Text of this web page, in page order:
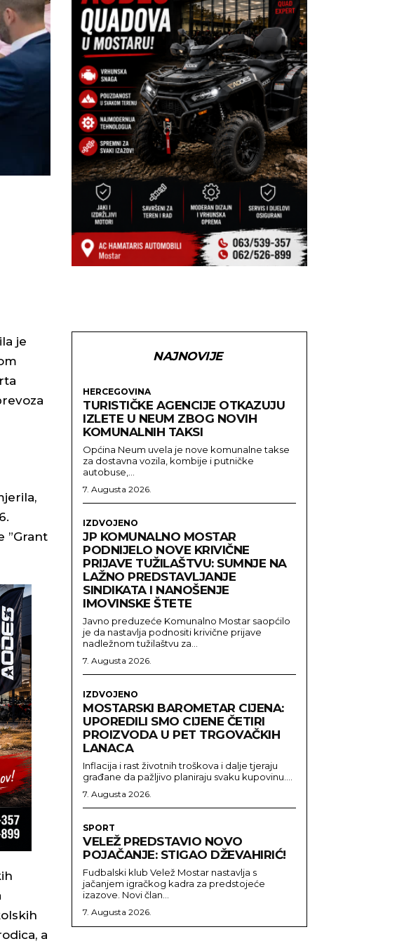
je
”Grant
a
NAJNOVIJE
HERCEGOVINA
TURISTIČKE AGENCIJE OTKAZUJU
IZLETE U NEUM ZBOG NOVIH
KOMUNALNIH TAKSI
Općina Neum uvela je nove komunalne takse
za dostavna vozila, kombije i putničke
autobuse,...
7. Augusta 2026.
IZDVOJENO
JP KOMUNALNO MOSTAR
PODNIJELO NOVE KRIVIČNE
PRIJAVE TUŽILAŠTVU: SUMNJE NA
LAŽNO PREDSTAVLJANJE
SINDIKATA I NANOŠENJE
IMOVINSKE ŠTETE
Javno preduzeće Komunalno Mostar saopćilo
je da nastavlja podnositi krivične prijave
nadležnom tužilaštvu za...
7. Augusta 2026.
IZDVOJENO
MOSTARSKI BAROMETAR CIJENA:
UPOREDILI SMO CIJENE ČETIRI
PROIZVODA U PET TRGOVAČKIH
LANACA
Inflacija i rast životnih troškova i dalje tjeraju
građane da pažljivo planiraju svaku kupovinu....
7. Augusta 2026.
SPORT
VELEŽ PREDSTAVIO NOVO
POJAČANJE: STIGAO DŽEVAHIRIĆ!
Fudbalski klub Velež Mostar nastavlja s
jačanjem igračkog kadra za predstojeće
izazove. Novi član...
7. Augusta 2026.